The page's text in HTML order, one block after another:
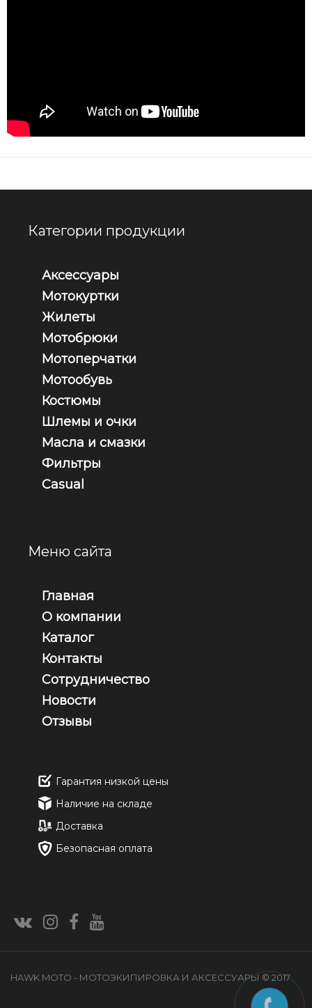
Категории продукции
Аксессуары
Мотокуртки
Жилеты
Мотобрюки
Мотоперчатки
Мотообувь
Костюмы
Шлемы и очки
Масла и смазки
Фильтры
Casual
Меню сайта
Главная
О компании
Каталог
Контакты
Сотрудничество
Новости
Отзывы
Гарантия низкой цены
Наличие на складе
Доставка
Безопасная оплата
HAWK MOTO - МОТОЭКИПИРОВКА И АКСЕССУАРЫ © 2017